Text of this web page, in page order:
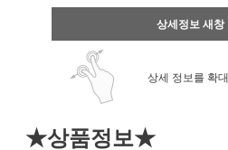
상세정보 새창
상세 정보를 확
★상품정보★